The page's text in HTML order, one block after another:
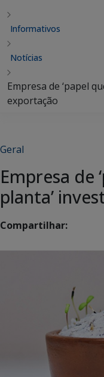
Informativos
Notícias
Empresa de ‘papel
exportação
Geral
Empresa de
planta’
Compartilhar: